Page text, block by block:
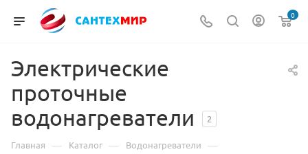
0
Электрические
проточные
водонагреватели
2
Главная — Каталог — Водонагреватели —